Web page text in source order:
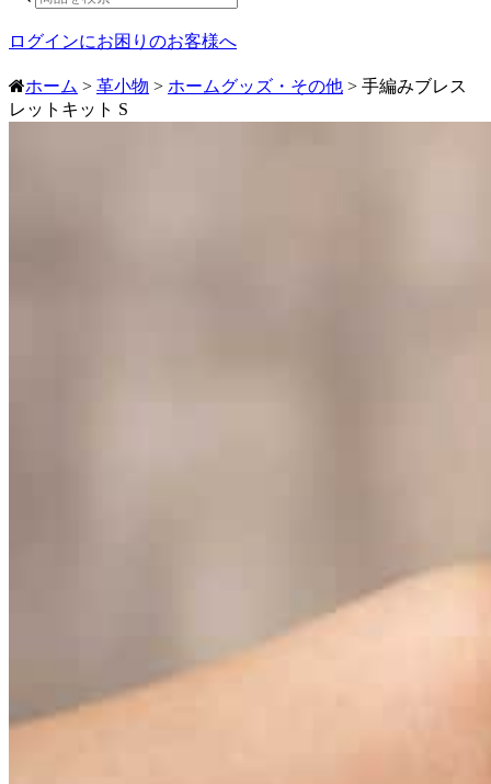
品
検
ログインにお困りのお客様へ
ホーム > 革小物 > ホームグッズ・その他 > 手編みブレス
レットキット S